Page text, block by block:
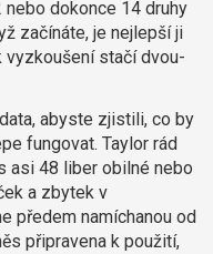
dokonce 14 druhy
začínáte, je nejlepší ji
vyzkoušení stačí dvou-
abyste zjistili, co by
fungovat. Taylor rád
asi 48 liber obilné nebo
a zbytek v
předem namíchanou od
připravena k použití,